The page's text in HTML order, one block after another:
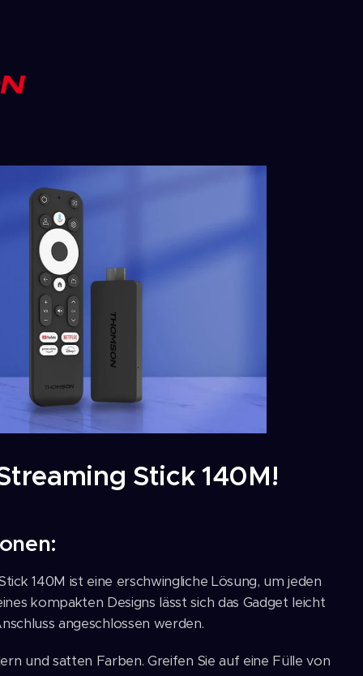
Stick 140M!
140M ist eine erschwingliche Lösung, um jeden
kompakten Designs lässt sich das Gadget leicht
angeschlossen werden.
und satten Farben. Greifen Sie auf eine Fülle von